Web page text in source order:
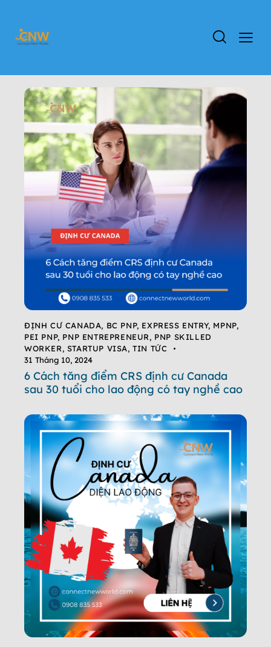
ĐỊNH CƯ CANADA, BC PNP, EXPRESS ENTRY, MPNP,
PEI PNP, PNP ENTREPRENEUR, PNP SKILLED
WORKER, STARTUP VISA,TIN TỨC
31 Tháng 10, 2024
6 Cách tăng điểm CRS định cư Canada
sau 30 tuổi cho lao động có tay nghề cao